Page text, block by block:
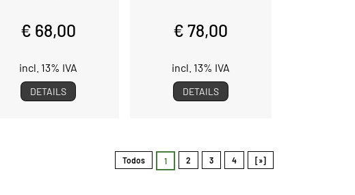
€ 68,00
incl. 13% IVA
DETAILS
€ 78,00
incl. 13% IVA
DETAILS
Todos 1 2 3 4 [»]